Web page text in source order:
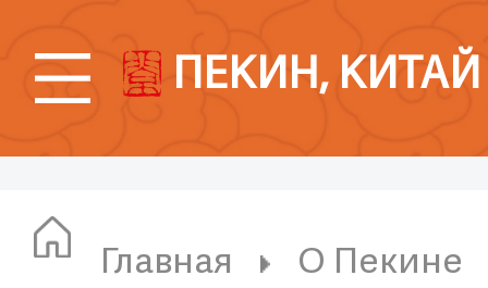
ПЕКИН, КИТАЙ
Главная
О Пекине